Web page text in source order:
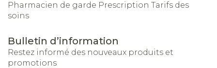
Pharmacien de garde Prescription Tarifs des
soins
Bulletin d’information
Restez informé des nouveaux produits et
promotions